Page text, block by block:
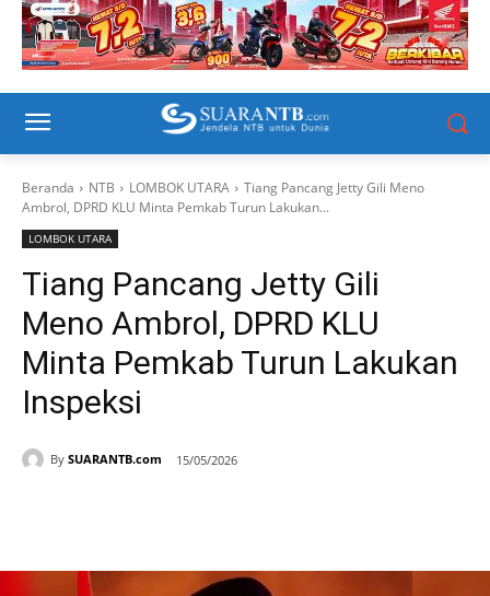
Beranda NTB LOMBOK UTARA
Tiang Pancang Jetty Gili Meno
Ambrol, DPRD KLU Minta Pemkab Turun Lakukan...
LOMBOK UTARA
Tiang Pancang Jetty Gili
Meno Ambrol, DPRD KLU
Minta Pemkab Turun Lakukan
Inspeksi
By SUARANTB.com 15/05/2026